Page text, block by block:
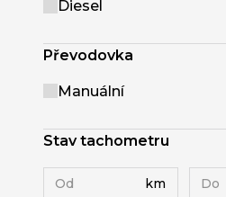
Diesel
Převodovka
Manuální
Stav tachometru
km